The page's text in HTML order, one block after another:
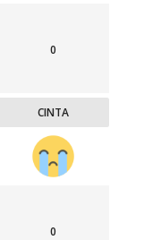
0
CINTA
0